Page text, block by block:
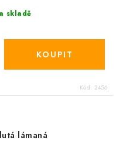
skladě
Kód: 2456
lámaná